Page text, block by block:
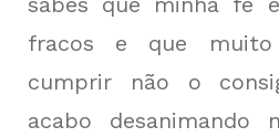
fracos e que
cumprir não o
acabo desanimando